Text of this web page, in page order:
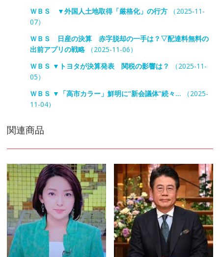
ＷＢＳ ▼外国人土地取得「厳格化」の行方（2025-11-
07）
ＷＢＳ 日産の決算 赤字脱却の一手は？▽配達料無料の
出前アプリの戦略（2025-11-06）
ＷＢＳ ▼トヨタが決算発表 関税の影響は？
（2025-11-
05）
ＷＢＳ ▼「高市カラー」鮮明に“新会議体”続々… （2025-
11-04）
関連商品